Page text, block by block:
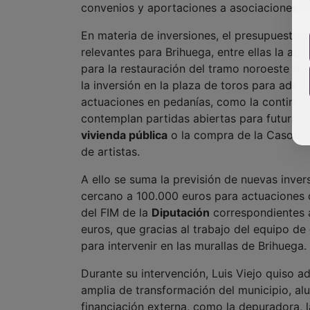
convenios y aportaciones a asociaciones y
En materia de inversiones, el presupuesto
relevantes para Brihuega, entre ellas la
para la restauración del tramo noroeste
la inversión en la plaza de toros para
actuaciones en pedanías, como la
contemplan partidas abiertas para futuras
vivienda pública o la compra de la
de artistas.
A ello se suma la previsión de nuevas
cercano a 100.000 euros para
del FIM de la Diputación correspondientes
euros, que gracias al trabajo del equipo
para intervenir en las murallas de Brihuega.
Durante su intervención, Luis Viejo quiso
amplia de transformación del municipio,
financiación externa, como la depuradora,